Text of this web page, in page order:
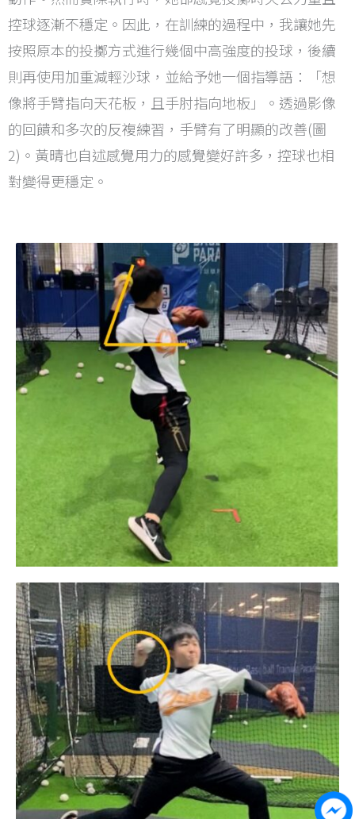
控球逐漸不穩定。因此，在訓練的過程中，我讓她先
按照原本的投擲方式進行幾個中高強度的投球，後續
則再使用加重減輕沙球，並給予她一個指導語：「想
像將手臂指向天花板，且手肘指向地板」。透過影像
的回饋和多次的反複練習，手臂有了明顯的改善(圖
2)。黃晴也自述感覺用力的感覺變好許多，控球也相
對變得更穩定。